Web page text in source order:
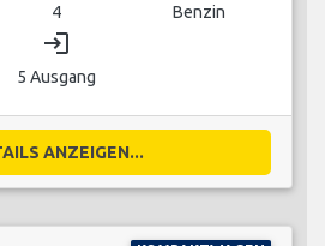
4 Benzin
login
5 Ausgang
ANZEIGEN...